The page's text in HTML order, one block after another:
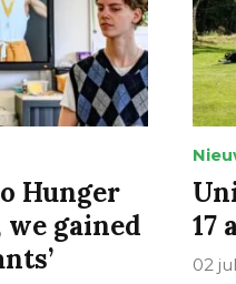
Hunger
we gained
17
02